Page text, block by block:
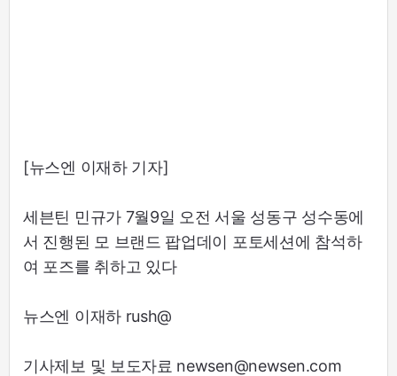
[뉴스엔 이재하 기자]
세븐틴 민규가 7월9일 오전 서울 성동구 성수동에
서 진행된 모 브랜드 팝업데이 포토세션에 참석하
여 포즈를 취하고 있다
뉴스엔 이재하 rush@
기사제보 및 보도자료 newsen@newsen.com